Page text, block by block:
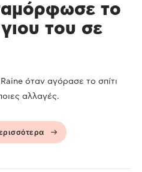
το
του σε
όταν αγόρασε το σπίτι
αλλαγές.